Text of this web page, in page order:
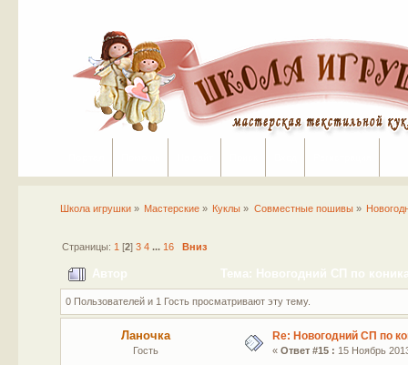
Школа игрушки» Мастерские » Куклы » Совместные пошивы»
Страницы: 1 [2] 3 4 ... 16 Вниз
Автор Тема: Новогодний СП по
0 Пользователей и 1 Гость просматривают эту тему.
Ланочка
Гость
Re: Новогодний СП по
« Ответ #15 : 15 Ноябрь